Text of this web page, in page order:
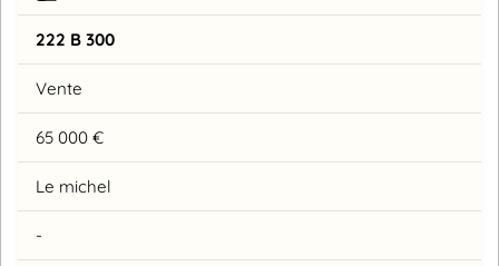
222 B 300
Vente
65 000 €
Le michel
-